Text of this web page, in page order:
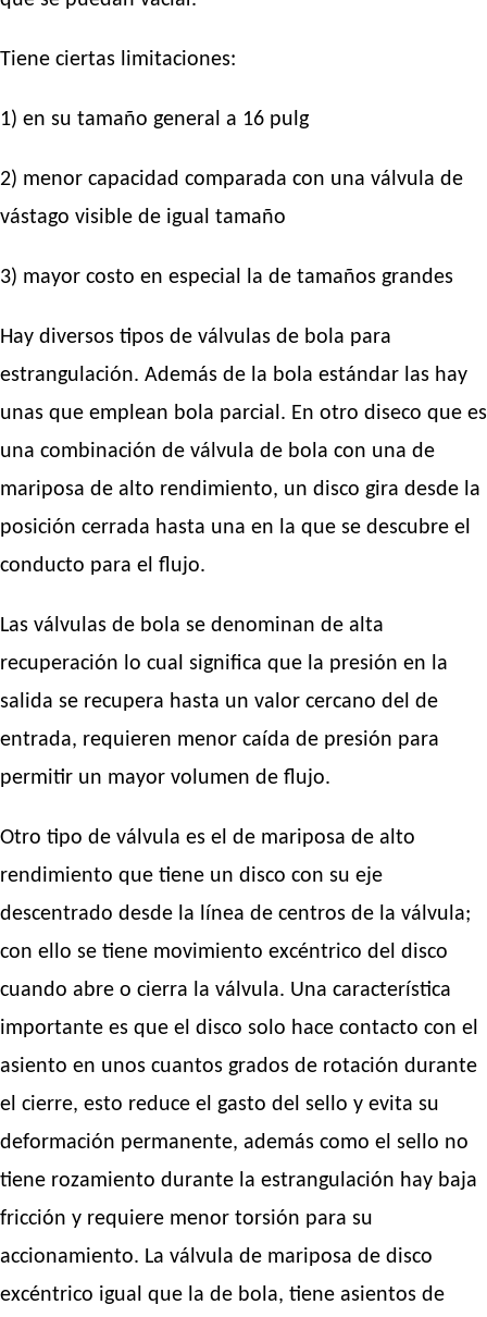
Tiene ciertas limitaciones:
1) en su tamaño general a 16 pulg
2) menor capacidad comparada con una válvula de
vástago visible de igual tamaño
3) mayor costo en especial la de tamaños grandes
Hay diversos tipos de válvulas de bola para
estrangulación. Además de la bola estándar las hay
unas que emplean bola parcial. En otro diseco que es
una combinación de válvula de bola con una de
mariposa de alto rendimiento, un disco gira desde la
posición cerrada hasta una en la que se descubre el
conducto para el flujo.
Las válvulas de bola se denominan de alta
recuperación lo cual significa que la presión en la
salida se recupera hasta un valor cercano del de
entrada, requieren menor caída de presión para
permitir un mayor volumen de flujo.
Otro tipo de válvula es el de mariposa de alto
rendimiento que tiene un disco con su eje
descentrado desde la línea de centros de la válvula;
con ello se tiene movimiento excéntrico del disco
cuando abre o cierra la válvula. Una característica
importante es que el disco solo hace contacto con el
asiento en unos cuantos grados de rotación durante
el cierre, esto reduce el gasto del sello y evita su
deformación permanente, además como el sello no
tiene rozamiento durante la estrangulación hay baja
fricción y requiere menor torsión para su
accionamiento. La válvula de mariposa de disco
excéntrico igual que la de bola, tiene asientos de